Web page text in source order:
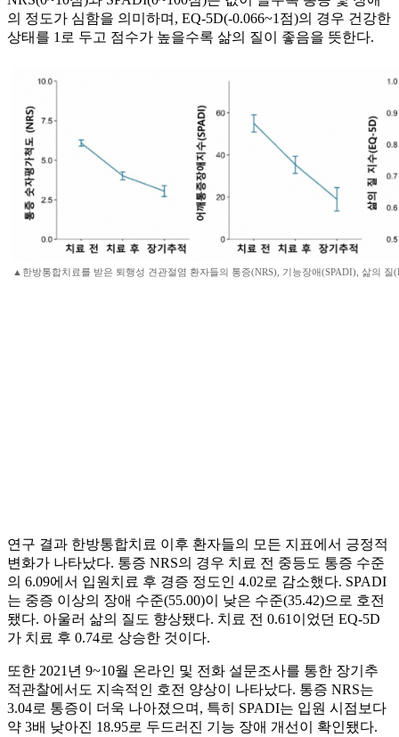
의 정도가 심함을 의미하며, EQ-5D(-0.066~1점)의 경우 건강한
상태를 1로 두고 점수가 높을수록 삶의 질이 좋음을 뜻한다.
▲한방통합치료를 받은 퇴행성 견관절염 환자들의 통증(NRS), 기능장애(SPADI), 삶의
연구 결과 한방통합치료 이후 환자들의 모든 지표에서 긍정적
변화가 나타났다. 통증 NRS의 경우 치료 전 중등도 통증 수준
의 6.09에서 입원치료 후 경증 정도인 4.02로 감소했다. SPADI
는 중증 이상의 장애 수준(55.00)이 낮은 수준(35.42)으로 호전
됐다. 아울러 삶의 질도 향상됐다. 치료 전 0.61이었던 EQ-5D
가 치료 후 0.74로 상승한 것이다.
또한 2021년 9~10월 온라인 및 전화 설문조사를 통한 장기추
적관찰에서도 지속적인 호전 양상이 나타났다. 통증 NRS는
3.04로 통증이 더욱 나아졌으며, 특히 SPADI는 입원 시점보다
약 3배 낮아진 18.95로 두드러진 기능 장애 개선이 확인됐다.